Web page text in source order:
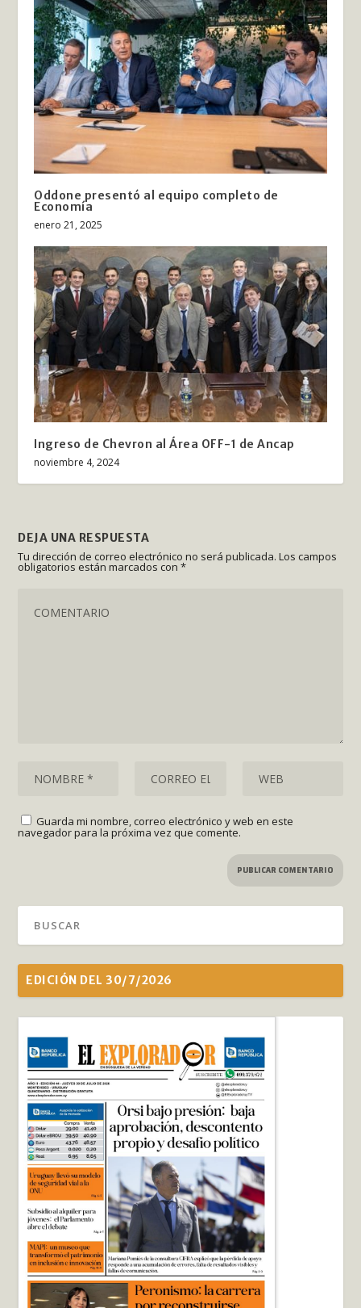
Oddone presentó al equipo completo de
Economía
enero 21, 2025
Ingreso de Chevron al Área OFF-1 de Ancap
noviembre 4, 2024
DEJA UNA RESPUESTA
Tu dirección de correo electrónico no será publicada. Los campos
obligatorios están marcados con*
Guarda mi nombre, correo electrónico y web en este
navegador para la próxima vez que comente.
EDICIÓN DEL 30/7/2026